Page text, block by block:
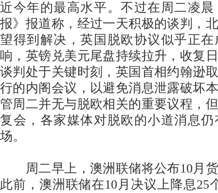
近今年的最高水平。不过在周二凌
报》报道称，经过一天积极的谈判，
望得到解决，英国脱欧协议似乎正
响，英镑兑美元尾盘持续拉升，收复
谈判处于关键时刻，英国首相约翰逊
行的内阁会议，以避免消息泄露破坏
管周二并无与脱欧相关的重要议程，
复会，各家媒体对脱欧的小道消息
场。
周二早上，澳洲联储将公布10月货
此前，澳洲联储在10月决议上降息25